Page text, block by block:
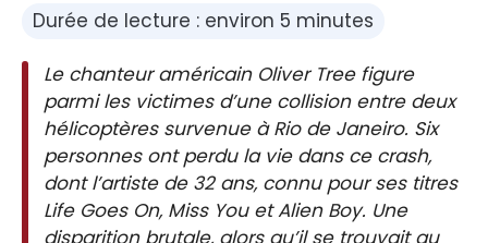
Durée de lecture : environ 5 minutes
Le chanteur américain Oliver Tree figure
parmi les victimes d’une collision entre deux
hélicoptères survenue à Rio de Janeiro. Six
personnes ont perdu la vie dans ce crash,
dont l’artiste de 32 ans, connu pour ses titres
Life Goes On, Miss You et Alien Boy. Une
disparition brutale, alors qu’il se trouvait au